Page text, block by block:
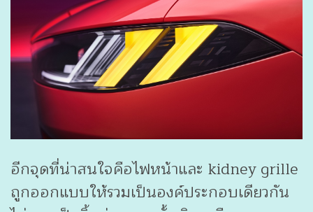
อีกจุดที่น่าสนใจคือไฟหน้าและ kidney grille
ถูกออกแบบให้รวมเป็นองค์ประกอบเดียวกัน